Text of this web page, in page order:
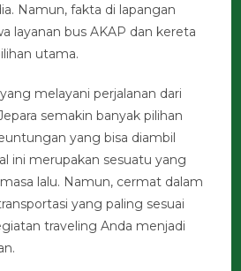
Namun, fakta di lapangan
layanan bus AKAP dan kereta
utama.
melayani perjalanan dari
semakin banyak pilihan
yang bisa diambil
ini merupakan sesuatu yang
lalu. Namun, cermat dalam
yang paling sesuai
traveling Anda menjadi